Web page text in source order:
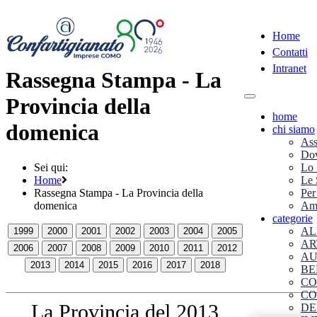
Home
Contatti
Intranet
Toggle
navigationhome
chi siamo
Lo
Le
categorie
Rassegna Stampa - La
Provincia della
domenica
Sei qui:
Home
Rassegna Stampa - La Provincia della
domenica
1999 2000 2001 2002 2003 2004
2005
2006
2007 2008 2009 2010 2011
2012
2013
2014 2015 2016 2017 2018
La Provincia del 2013